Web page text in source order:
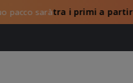
saràtra i primi a partire!